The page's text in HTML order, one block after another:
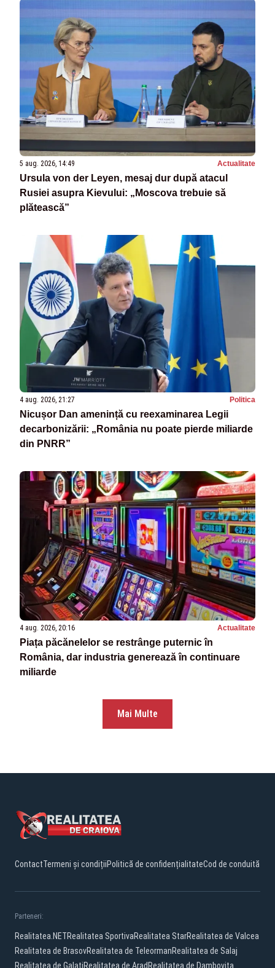
5 aug. 2026, 14:49 Actualitate
Ursula von der Leyen, mesaj dur după atacul
Rusiei asupra Kievului: „Moscova trebuie să
plătească”
4 aug. 2026, 21:27 Politica
Nicușor Dan amenință cu reexaminarea Legii
decarbonizării: „România nu poate pierde miliarde
din PNRR”
4 aug. 2026, 20:16 Actualitate
Piața păcănelelor se restrânge puternic în
România, dar industria generează în continuare
miliarde
Mai Multe
ContactTermeni și condițiiPolitică de confidențialitateCod de conduită
Parteneri:
Realitatea.NETRealitatea SportivaRealitatea StarRealitatea de Valcea
Realitatea de BrasovRealitatea de TeleormanRealitatea de Salaj
Realitatea de GalatiRealitatea de Arad Realitatea de Dambovita